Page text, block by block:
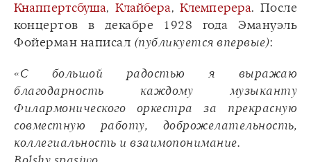
Кнаппертсбуша, Клайбера,Клемперера. После
концертов в декабре 1928 года Эмануэль
Фойерман написал (публикуется впервые):
«С большой радостью я выражаю
благодарность каждому музыканту
Филармонического оркестра за прекрасную
совместную работу, доброжелательность,
коллегиальность и взаимопонимание.